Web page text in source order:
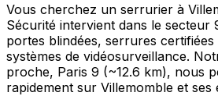
Vous cherchez un serrurier à
Sécurité intervient dans le secteur
portes blindées, serrures certifiées
systèmes de vidéosurveillance.
proche, Paris 9 (~12.6 km), nous
rapidement sur Villemomble et ses